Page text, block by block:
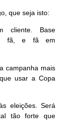
que seja isto:
cliente. Base
fã, e fã em
campanha mais
usar a Copa
eleições. Será
tão forte que